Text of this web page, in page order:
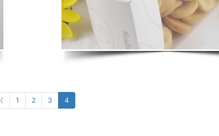
《 1 2 3 4